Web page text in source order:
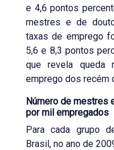
e 4,6 pontos
mestres e de
taxas de emprego
5,6 e 8,3 pontos
que revela queda
emprego dos recém
Número de mestres
por mil empregados
Para cada grupo
Brasil, no ano de